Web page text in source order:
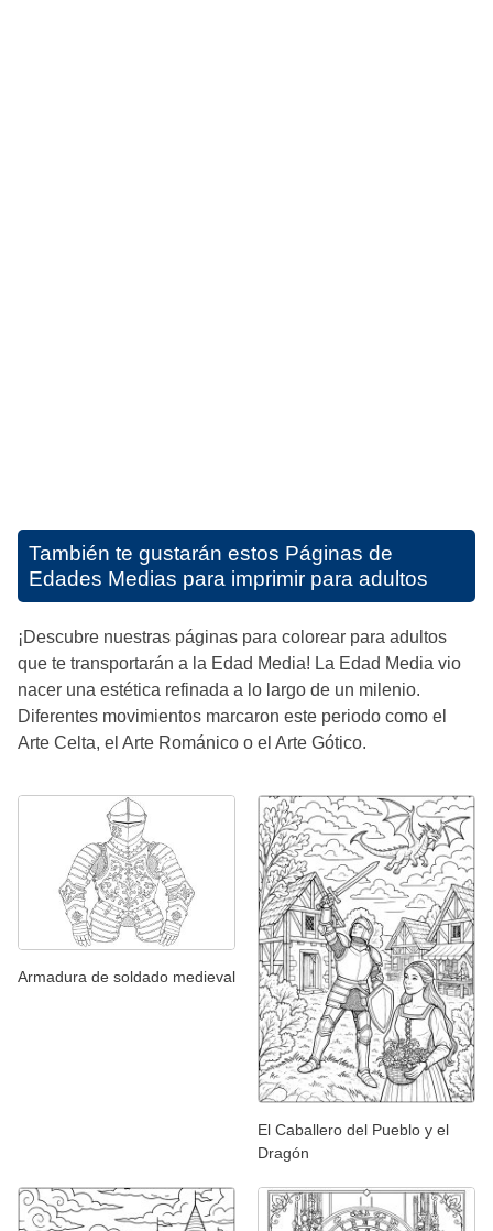
También te gustarán estos Páginas de
Edades Medias para imprimir para adultos
¡Descubre nuestras páginas para colorear para adultos
que te transportarán a la Edad Media! La Edad Media vio
nacer una estética refinada a lo largo de un milenio.
Diferentes movimientos marcaron este periodo como el
Arte Celta, el Arte Románico o el Arte Gótico.
Armadura de soldado medieval
El Caballero del Pueblo y el
Dragón